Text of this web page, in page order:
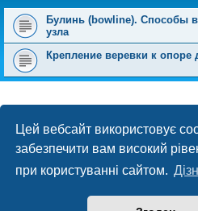
Цей вебсайт використовує
забезпечити вам високий
при користуванні сайтом.
Булинь (bowline). Способы
узла
Крепление веревки к опоре
ХТО ЗАРАЗ ОНЛАЙН
Зараз переглядають цей форум:ClaudeBot
Магазин спорядження Туристичний
Працює на phpBB® Forum